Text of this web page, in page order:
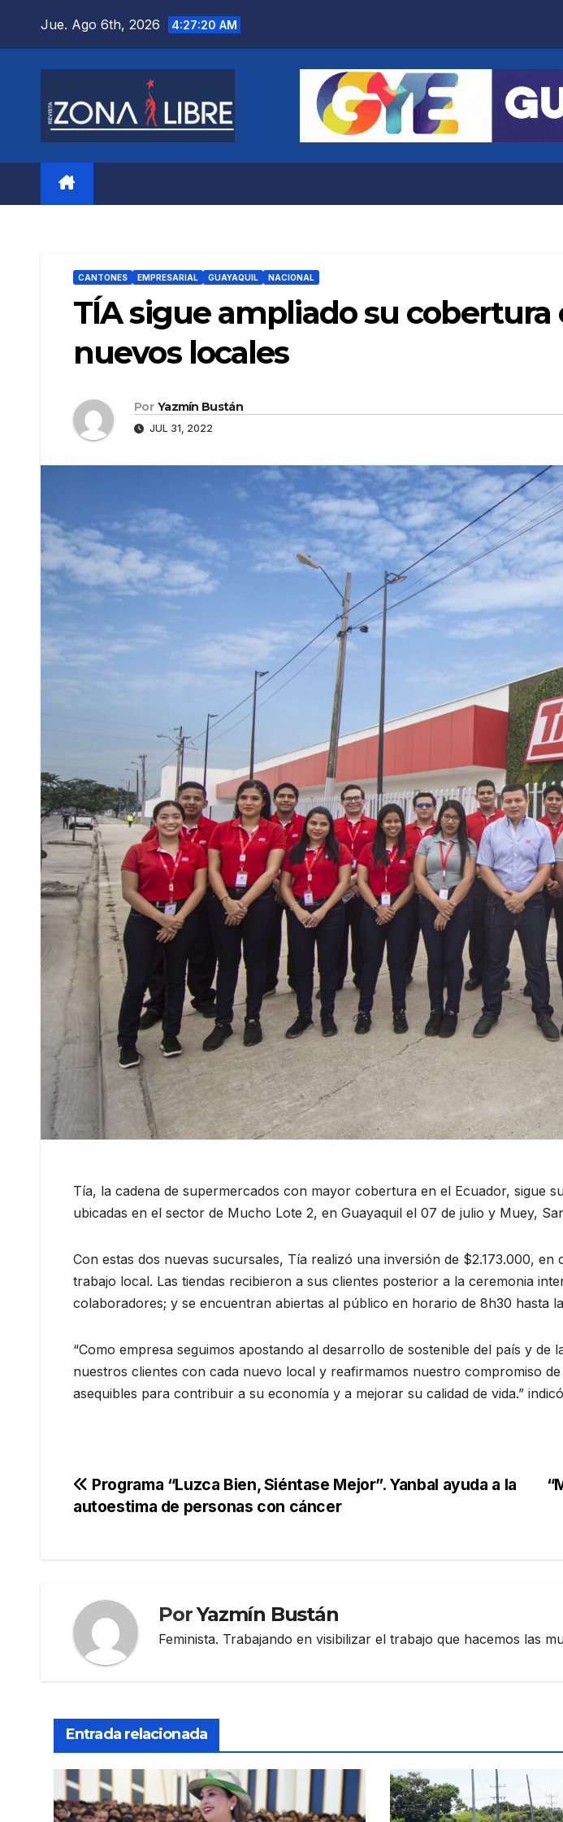
Jue. Ago 6th, 2026 4:27:22 AM
CANTONES EMPRESARIAL GUAYAQUIL NACIONAL
TÍA sigue ampliado su
nuevos locales
Por Yazmín Bustán
JUL 31, 2022
Tía, la cadena de supermercados con mayor cobertura en el Ecuador, sigue
ubicadas en el sector de Mucho Lote 2, en Guayaquil el 07 de julio y Muey,
Con estas dos nuevas sucursales, Tía realizó una inversión de $2.173.000,
trabajo local. Las tiendas recibieron a sus clientes posterior a la ceremonia
colaboradores; y se encuentran abiertas al público en horario de 8h30 hasta
“Como empresa seguimos apostando al desarrollo de sostenible del país y
nuestros clientes con cada nuevo local y reafirmamos nuestro compromiso
asequibles para contribuir a su economía y a mejorar su calidad de vida.”
Navegación
Programa “Luzca Bien, Siéntase Mejor”. Yanbal ayuda a la
autoestima de personas con cáncer
PorYazmín Bustán
Feminista. Trabajando en visibilizar el trabajo que hacemos las
Entrada relacionada